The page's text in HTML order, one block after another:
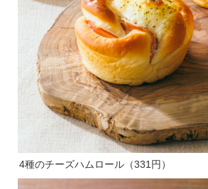
4種のチーズハムロール（331円）